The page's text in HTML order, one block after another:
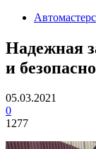
Надежная
и
05.03.2021
0
1277